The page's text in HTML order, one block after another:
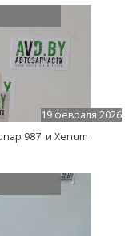
19 февраля 2026
987 и Xenum